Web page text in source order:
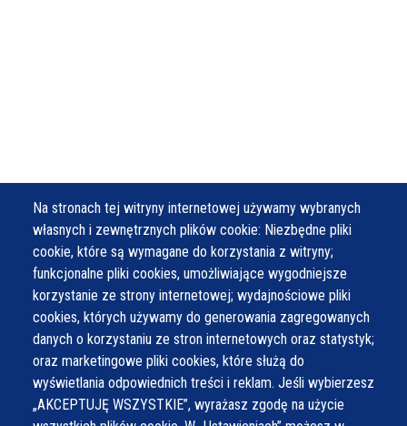
Na stronach tej witryny internetowej używamy wybranych
własnych i zewnętrznych plików cookie: Niezbędne pliki
cookie, które są wymagane do korzystania z witryny;
funkcjonalne pliki cookies, umożliwiające wygodniejsze
korzystanie ze strony internetowej; wydajnościowe pliki
cookies, których używamy do generowania zagregowanych
danych o korzystaniu ze stron internetowych oraz statystyk;
oraz marketingowe pliki cookies, które służą do
wyświetlania odpowiednich treści i reklam. Jeśli wybierzesz
„AKCEPTUJĘ WSZYSTKIE”, wyrażasz zgodę na użycie